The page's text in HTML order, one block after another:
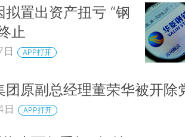
置出资产扭亏 “钢
止
APP打开
团原副总经理董荣华被开除
APP打开